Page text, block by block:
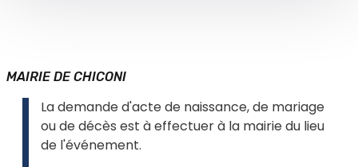
MAIRIE DE CHICONI
La demande d'acte de naissance, de mariage
ou de décès est à effectuer à la mairie du lieu
de l'événement.